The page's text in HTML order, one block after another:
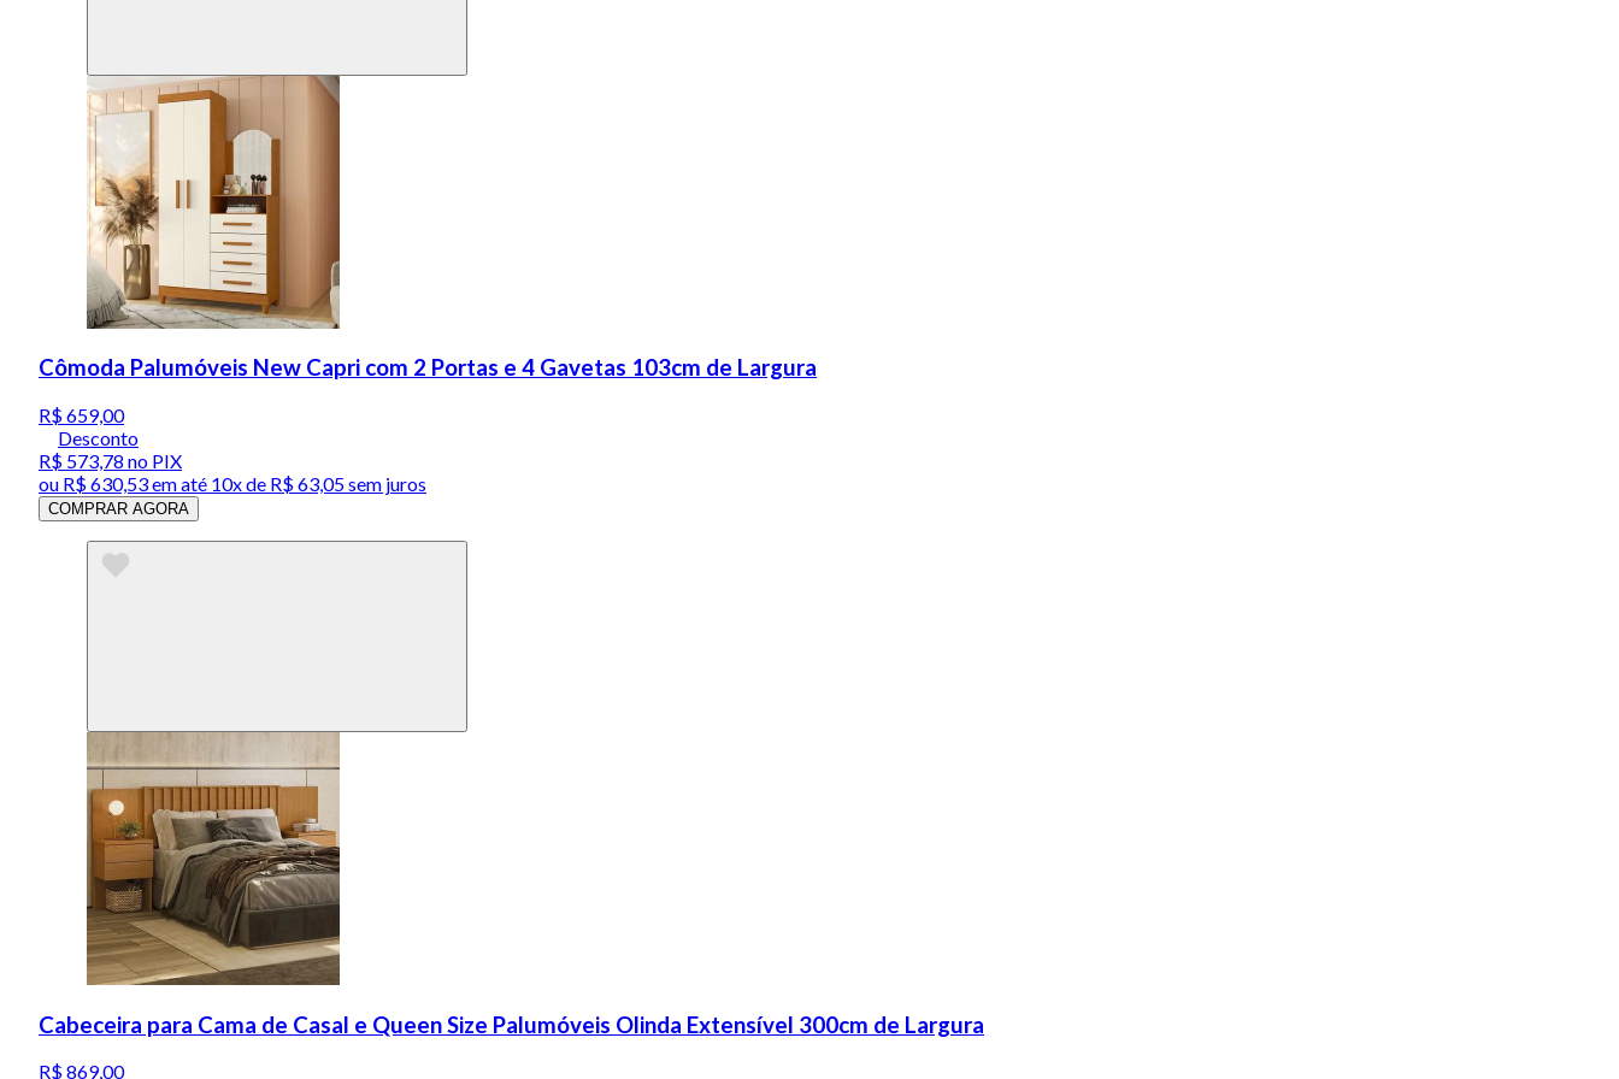
Cômoda Palumóveis New Capri com 2 Portas e 4 Gavetas 103cm de Largura
R$ 659,00
Desconto
R$ 573,78 no PIX
ou R$ 630,53em até 10x de R$ 63,05 sem juros
COMPRAR AGORA
Cabeceira para Cama de Casal e Queen Size Palumóveis Olinda Extensível 300cm de Largura
R$ 869,00